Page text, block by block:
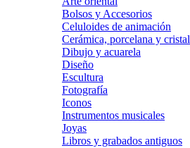
Bolsos y Accesorios
Celuloides de animación
Cerámica, porcelana y cristal
Dibujo y acuarela
Diseño
Escultura
Fotografía
Iconos
Instrumentos musicales
Joyas
Libros y grabados antiguos